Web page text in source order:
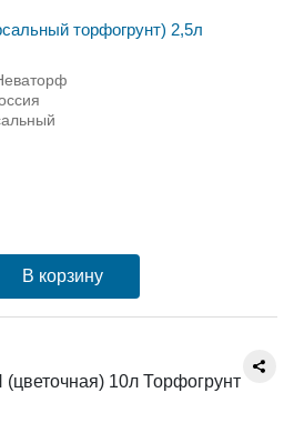
торфогрунт) 2,5л
В корзину